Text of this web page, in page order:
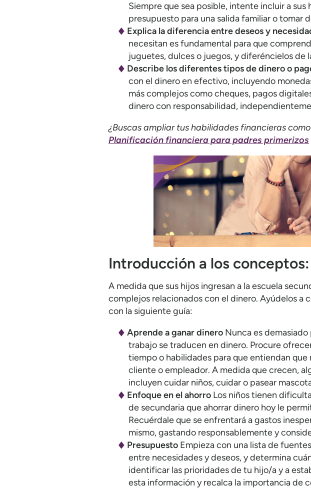
Siempre que sea posible, intente incluir a
presupuesto para una salida familiar o tomar
Explica la diferencia entre deseos y
necesitan es fundamental para que
juguetes, dulces o juegos, y diferéncielos de
Describe los diferentes tipos de dinero o
con el dinero en efectivo, incluyendo
más complejos como cheques, pagos
dinero con responsabilidad,
¿Buscas ampliar tus habilidades financieras
Planificación financiera para padres primerizos
Introducción a los
A medida que sus hijos ingresan a la escuela
complejos relacionados con el dinero. Ayúdelos a
con la siguiente guía:
Aprende a ganar dinero Nunca es
trabajo se traducen en dinero. Procure
tiempo o habilidades para que entiendan
cliente o empleador. A medida que crecen,
incluyen cuidar niños, cuidar o pasear
Enfoque en el ahorro Los niños tienen
de secundaria que ahorrar dinero hoy le
Recuérdale que se enfrentará a gastos
mismo, gastando responsablemente y
Presupuesto Empieza con una lista de
entre necesidades y deseos, y determina
identificar las prioridades de tu hijo/a y a
esta información y recalca la importancia de